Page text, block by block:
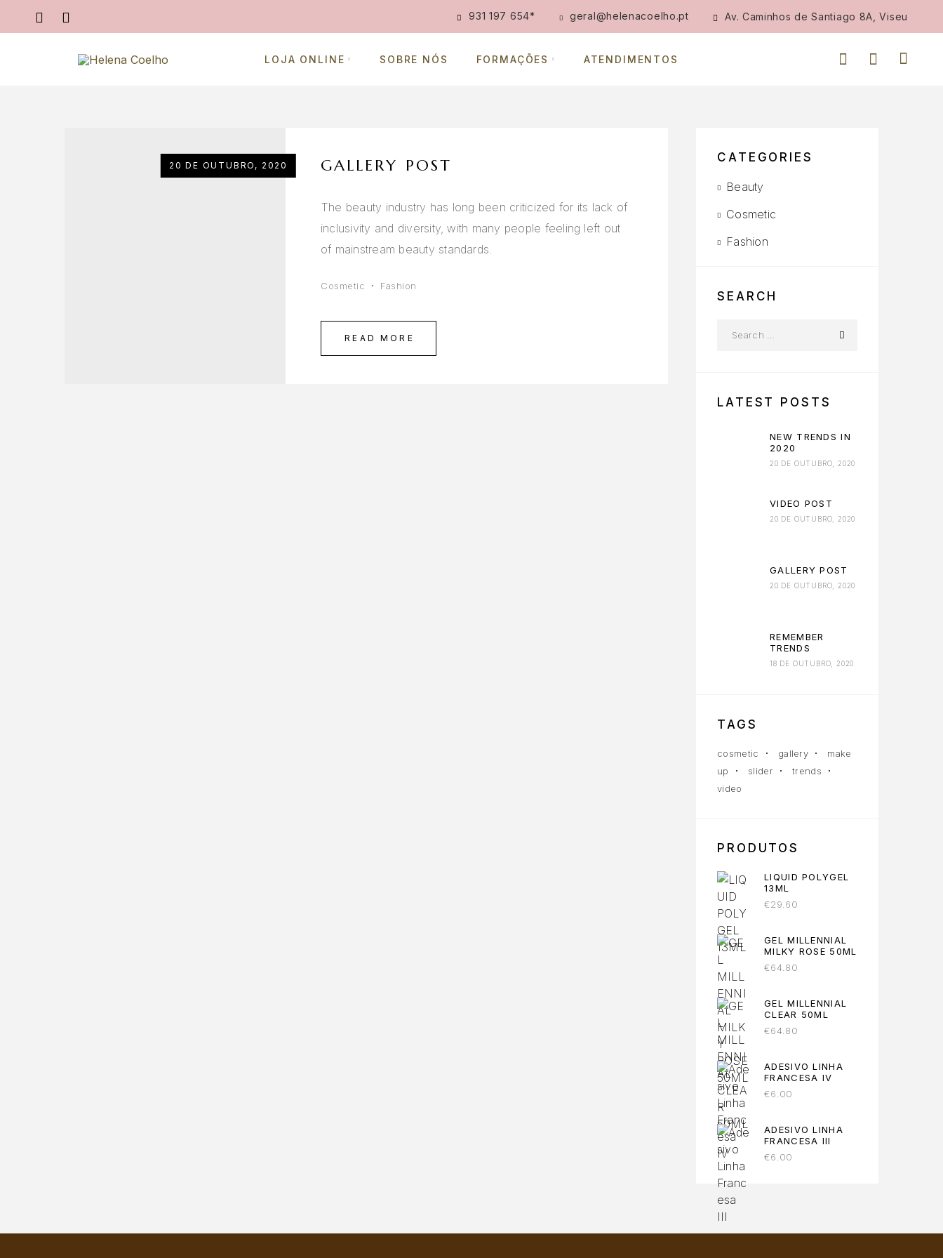
931 197 654* geral@helenacoelho.pt Av. Caminhos de Santiago 8A, Viseu
LOJA ONLINE SOBRE NÓS FORMAÇÕES ATENDIMENTOS
20 DE OUTUBRO, 2020 GALLERY POST
The beauty industry has long been criticized for its lack of
inclusivity and diversity, with many people feeling left out
of mainstream beauty standards.
Cosmetic Fashion
READ MORE
CATEGORIES
Beauty
Cosmetic
Fashion
SEARCH
LATEST POSTS
NEW TRENDS IN
2020
20 DE OUTUBRO, 2020
VIDEO POST
20 DE OUTUBRO, 2020
GALLERY POST
20 DE OUTUBRO, 2020
REMEMBER
TRENDS
18 DE OUTUBRO, 2020
TAGS
cosmetic gallery
make
up
slider
trends
video
PRODUTOS
LIQUID POLYGEL
13ML
€29.60
GEL MILLENNIAL
MILKY ROSE 50ML
€64.80
GEL MILLENNIAL
CLEAR 50ML
€64.80
ADESIVO LINHA
FRANCESA IV
€6.00
ADESIVO LINHA
FRANCESA III
€6.00